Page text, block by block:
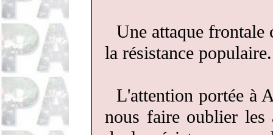
Une attaque frontale
la résistance populaire.
L'attention portée à
nous faire oublier les